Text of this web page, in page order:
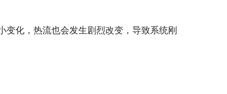
化，热流也会发生剧烈改变，导致系统刚